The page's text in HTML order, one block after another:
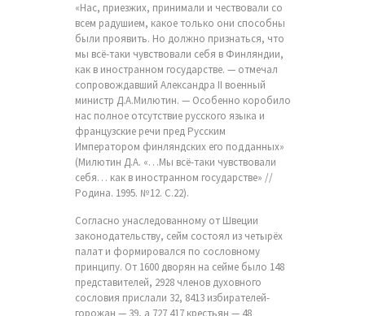
«Нас, приезжих, принимали и чествовали со
всем радушием, какое только они способны
были проявить. Но должно признаться, что
мы всё-таки чувствовали себя в Финляндии,
как в иностранном государстве. — отмечал
сопровождавший Александра II военный
министр Д.А.Милютин. — Особенно коробило
нас полное отсутствие русского языка и
французские речи пред Русским
Императором финляндских его подданных»
(Милютин Д.А. «…Мы всё-таки чувствовали
себя… как в иностранном государстве» //
Родина. 1995. №12. С.22).
Согласно унаследованному от Швеции
законодательству, сейм состоял из четырёх
палат и формировался по сословному
принципу. От 1600 дворян на сейме было 148
представителей, 2928 членов духовного
сословия прислали 32, 8413 избирателей-